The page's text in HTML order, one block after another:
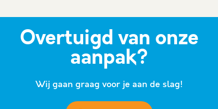
Overtuigd van onze
aanpak?
Wij gaan graag voor je aan de slag!